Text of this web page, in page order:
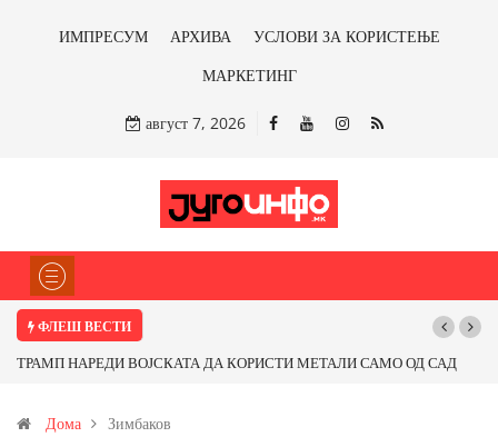
ИМПРЕСУМ АРХИВА
УСЛОВИ ЗА КОРИСТЕЊЕ
МАРКЕТИНГ
август 7, 2026
ФЛЕШ ВЕСТИ
ДА КОРИСТИ МЕТАЛИ САМО ОД САД
Почнува
Дома Зимбаков